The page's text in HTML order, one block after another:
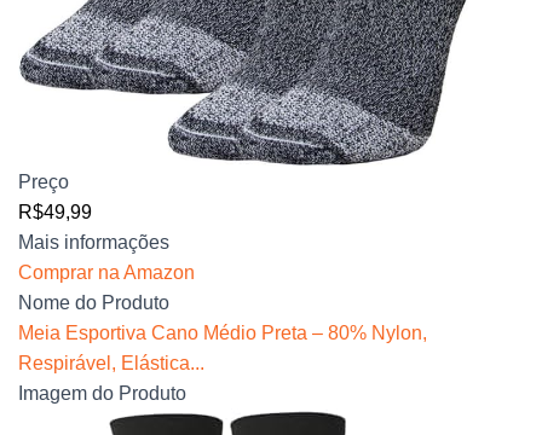
Preço
R$49,99
Mais informações
Comprar na Amazon
Nome do Produto
Meia Esportiva Cano Médio Preta – 80% Nylon,
Respirável, Elástica...
Imagem do Produto